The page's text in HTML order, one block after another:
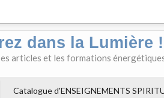
dans la Lumière !
articles et les formations
Catalogue d'ENSEIGNEMENTS